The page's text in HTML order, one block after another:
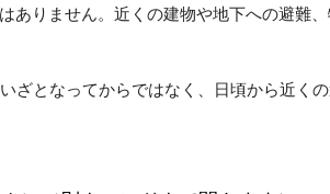
りません。近くの建物や地下への避難
となってからではなく、日頃から近く